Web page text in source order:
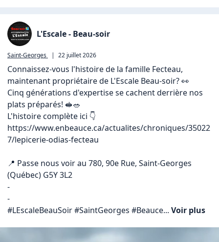
L'Escale - Beau-soir
Saint-Georges | 22 juillet 2026
Connaissez-vous l'histoire de la famille Fecteau,
maintenant propriétaire de L'Escale Beau-soir? 👀
Cinq générations d'expertise se cachent derrière nos
plats préparés! 🥪🥗
https://www.enbeauce.ca/actualites/chroniques/35022
7/lepicerie-odias-fecteau
📍 Passe nous voir au 780, 90e Rue, Saint-Georges
(Québec) G5Y 3L2
-
-
#LEscaleBeauSoir #SaintGeorges #Beauce... Voir plus